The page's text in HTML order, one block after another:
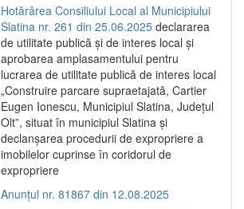
Hotărârea Consiliului Local al Municipiului
Slatina nr. 261 din 25.06.2025 declararea
de utilitate publică și de interes local și
aprobarea amplasamentului pentru
lucrarea de utilitate publică de interes local
„Construire parcare supraetajată, Cartier
Eugen Ionescu, Municipiul Slatina, Județul
Olt”, situat în municipiul Slatina și
declanșarea procedurii de expropriere a
imobilelor cuprinse în coridorul de
expropriere
Anunțul nr. 81867 din 12.08.2025